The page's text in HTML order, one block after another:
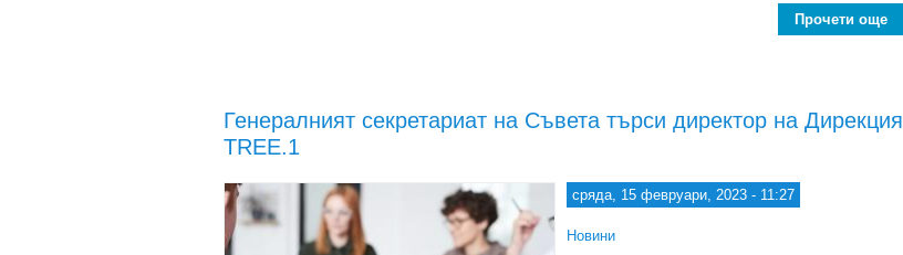
Прочети още
Генералният секретариат на Съвета търси директор на Дирекция
TREE.1
сряда, 15 февруари, 2023 - 11:27
Новини